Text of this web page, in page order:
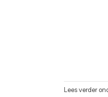
Lees verder